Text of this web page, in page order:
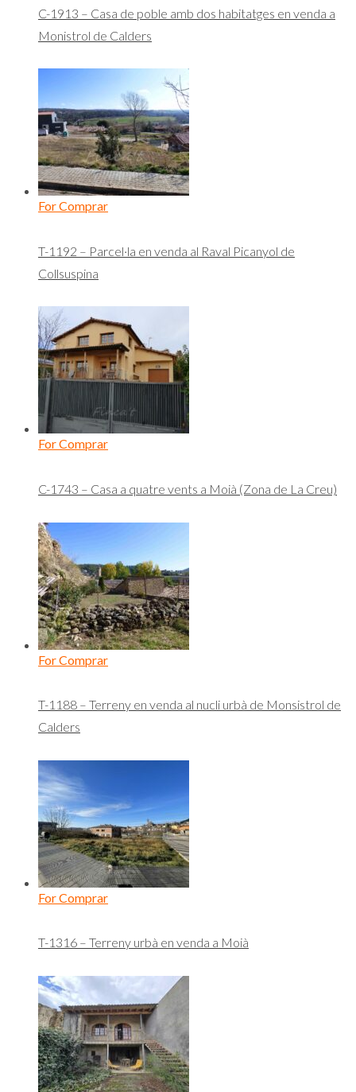
C-1913 – Casa de poble amb dos habitatges en venda a
Monistrol de Calders
For Comprar
T-1192 – Parcel·la en venda al Raval Picanyol de
Collsuspina
For Comprar
C-1743 – Casa a quatre vents a Moià (Zona de La Creu)
For Comprar
T-1188 – Terreny en venda al nucli urbà de Monsistrol de
Calders
For Comprar
T-1316 – Terreny urbà en venda a Moià